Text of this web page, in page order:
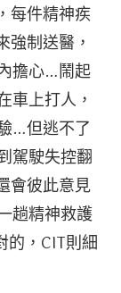
，每件精神疾
制送醫，
擔心…鬧起
車上打人，
…但逃不了
駕駛失控翻
會彼此意見
趟精神救護
的，CIT則細